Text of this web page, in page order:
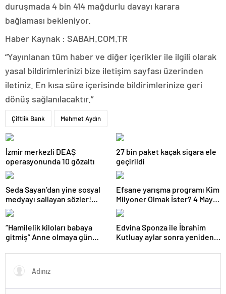
duruşmada 4 bin 414 mağdurlu davayı karara
bağlaması bekleniyor.
Haber Kaynak : SABAH.COM.TR
“Yayınlanan tüm haber ve diğer içerikler ile ilgili olarak
yasal bildirimlerinizi bize iletişim sayfası üzerinden
iletiniz. En kısa süre içerisinde bildirimlerinize geri
dönüş sağlanılacaktır.”
Çiftlik Bank Mehmet Aydın
İzmir merkezli DEAŞ
operasyonunda 10 gözaltı
27 bin paket kaçak sigara ele
geçirildi
Seda Sayan’dan yine sosyal
medyayı sallayan sözler!
Annesi ve ablası meğer…
Efsane yarışma programı Kim
Milyoner Olmak İster? 4 Mayıs
Pazar akşamı atv
ekranlarında!
“Hamilelik kiloları babaya
gitmiş” Anne olmaya gün
görünümüyle gündem oldu!
Edvina Sponza ile İbrahim
Kutluay aylar sonra yeniden
demişti…